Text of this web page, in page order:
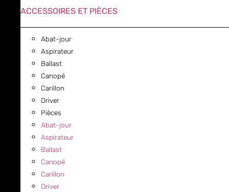
ACCESSOIRES ET PIÈCES
Abat-jour
Aspirateur
Ballast
Canopé
Carillon
Driver
Pièces
Abat-jour
Aspirateur
Ballast
Canopé
Carillon
Driver